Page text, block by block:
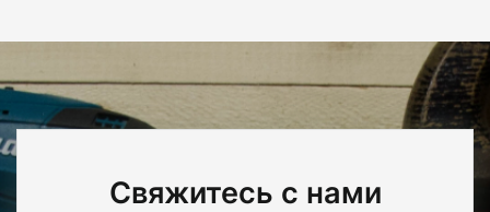
Свяжитесь с нами